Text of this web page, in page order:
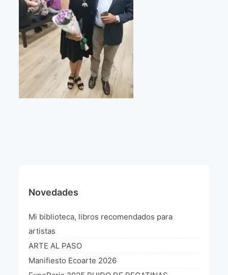
Aviso legal
Política de cookies
Expositions
Bruit de gommettes Paris 2025
L’art Colombien à Paris 2019
L’art Latino-américain à Paris 2019
Reflecting Source. NY 2019
Novedades
Mi biblioteca, libros recomendados para
artistas
ARTE AL PASO
Manifiesto Ecoarte 2026